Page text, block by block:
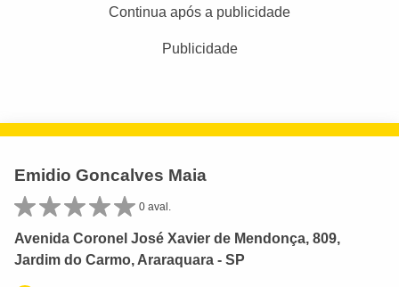
Continua após a publicidade
Publicidade
Emidio Goncalves Maia
0 aval.
Avenida Coronel José Xavier de Mendonça, 809,
Jardim do Carmo, Araraquara - SP